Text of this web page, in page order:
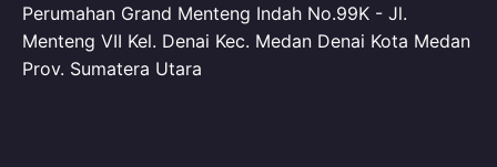
Perumahan Grand Menteng Indah No.99K - Jl.
Menteng VII Kel. Denai Kec. Medan Denai Kota Medan
Prov. Sumatera Utara